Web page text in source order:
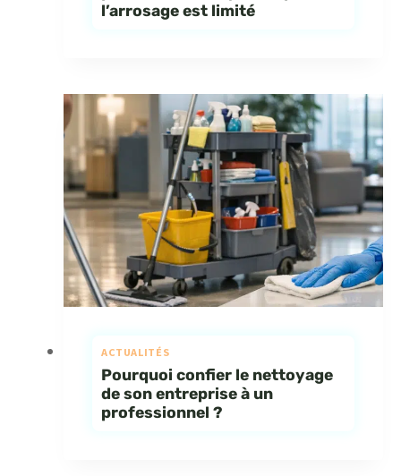
l’arrosage est limité
ACTUALITÉS
Pourquoi confier le nettoyage
de son entreprise à un
professionnel ?